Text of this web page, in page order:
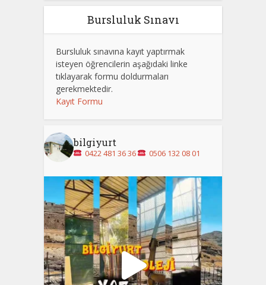
Bursluluk Sınavı
Bursluluk sınavına kayıt yaptırmak
isteyen öğrencilerin aşağıdaki linke
tıklayarak formu doldurmaları
gerekmektedir.
Kayıt Formu
bilgiyurt
0422 481 36 36 0506 132 08 01